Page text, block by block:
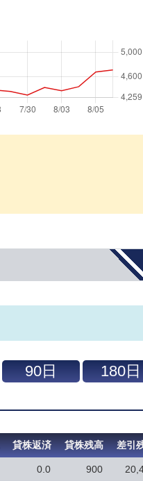
貸株返済 貸株残高 差引
0.0 900